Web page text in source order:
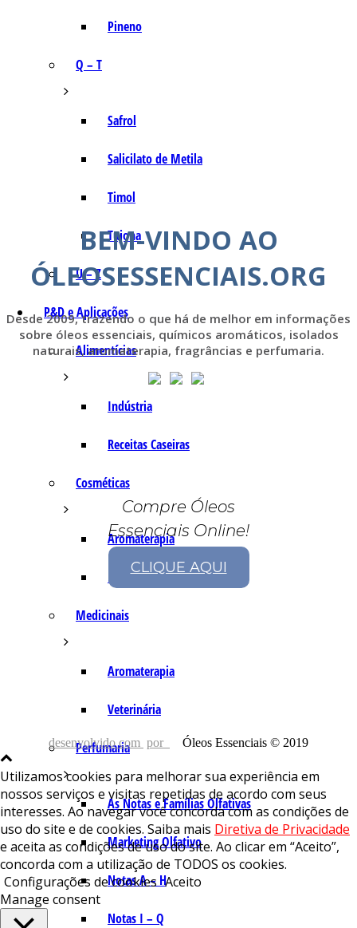
Pineno
Q – T
Safrol
Salicilato de Metila
Timol
Tujona
U – Z
P&D e Aplicações
Alimentícias
Indústria
Receitas Caseiras
Cosméticas
Aromaterapia
Fórmulas Caseiras
Medicinais
Aromaterapia
Veterinária
Perfumaria
As Notas e Famílias Olfativas
Marketing Olfativo
Notas A – H
Notas I – Q
BEM-VINDO AO
ÓLEOSESSENCIAIS.ORG
Desde 2009, trazendo o que há de melhor em informações
sobre óleos essenciais, químicos aromáticos, isolados
naturais, aromaterapia, fragrâncias e perfumaria.
Compre Óleos
Essenciais Online!
CLIQUE AQUI
desenvolvido com por Óleos Essenciais © 2019
Utilizamos cookies para melhorar sua experiência em
nossos serviços e visitas repetidas de acordo com seus
interesses. Ao navegar você concorda com as condições de
uso do site e de cookies. Saiba mais Diretiva de Privacidade
e aceita as condições de uso do site. Ao clicar em “Aceito”,
concorda com a utilização de TODOS os cookies.
Configurações de cookies Aceito
Manage consent